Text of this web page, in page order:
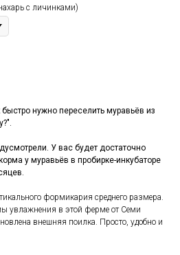
с личинками)
нужно переселить муравьёв из
У вас будет достаточно
у муравьёв в пробирке-инкубаторе
формикария среднего размера.
увлажнения в этой ферме от Семи
внешняя поилка. Просто, удобно и